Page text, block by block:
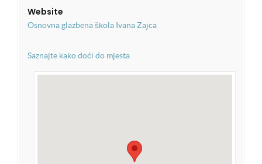
Website
Osnovna glazbena škola Ivana Zajca
Saznajte kako doći do mjesta